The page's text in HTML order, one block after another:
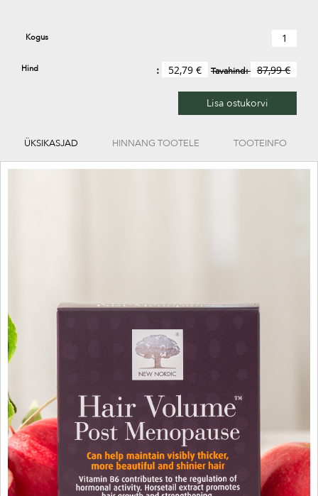
Kogus
Hind 52,79 € Tavahind: 87,99 €
Lisa ostukorvi
ÜKSIKASJAD HINNANG TOOTELE TOOTEINFO